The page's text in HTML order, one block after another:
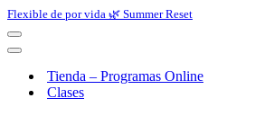
Flexible de por vida 🌿 Summer Reset
Menú
de
Menú
navegaciónTienda – Programas Online
Clases